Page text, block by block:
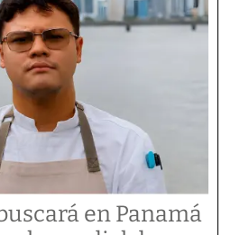
en Panamá